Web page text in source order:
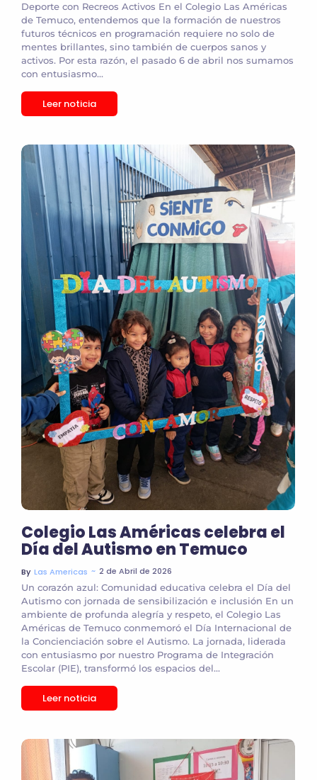
Deporte con Recreos Activos En el Colegio Las Américas
de Temuco, entendemos que la formación de nuestros
futuros técnicos en programación requiere no solo de
mentes brillantes, sino también de cuerpos sanos y
activos. Por esta razón, el pasado 6 de abril nos sumamos
con entusiasmo...
Leer noticia
Colegio Las Américas celebra el
Día del Autismo en Temuco
By Las Americas ~ 2 de Abril de 2026
Un corazón azul: Comunidad educativa celebra el Día del
Autismo con jornada de sensibilización e inclusión En un
ambiente de profunda alegría y respeto, el Colegio Las
Américas de Temuco conmemoró el Día Internacional de
la Concienciación sobre el Autismo. La jornada, liderada
con entusiasmo por nuestro Programa de Integración
Escolar (PIE), transformó los espacios del...
Leer noticia